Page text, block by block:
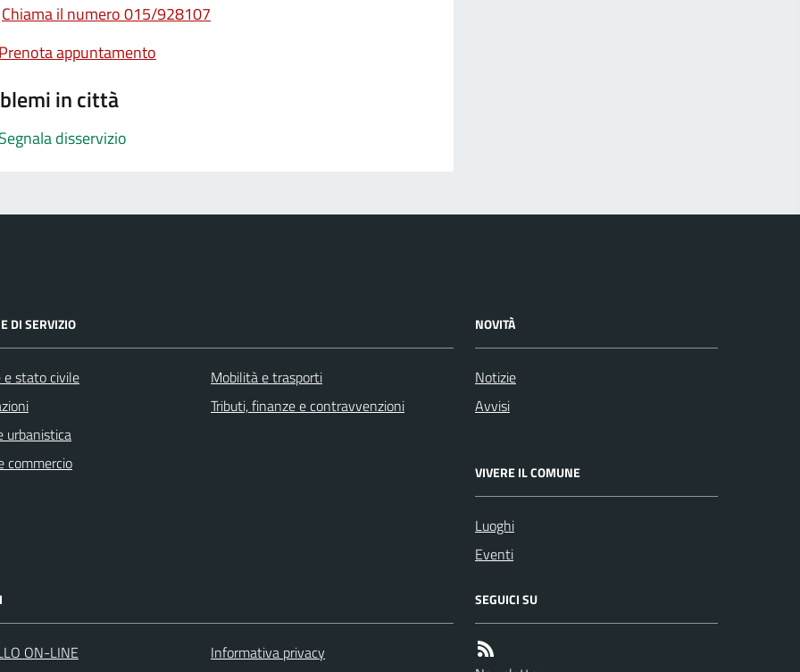
Chiama il numero 015/928107
Prenota appuntamento
in città
Segnala disservizio
DI SERVIZIO
e stato civile
urbanistica
commercio
Mobilità e trasporti
Tributi, finanze e contravvenzioni
NOVITÀ
Notizie
Avvisi
VIVERE IL COMUNE
Luoghi
Eventi
ON-LINE
Informativa privacy
SEGUICI SU